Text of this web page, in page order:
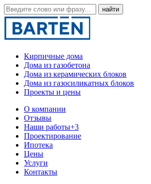
Кирпичные дома
Дома из газобетона
Дома из керамических блоков
Дома из газосиликатных блоков
Проекты и цены
О компании
Отзывы
Наши работы+3
Проектирование
Ипотека
Цены
Услуги
Контакты